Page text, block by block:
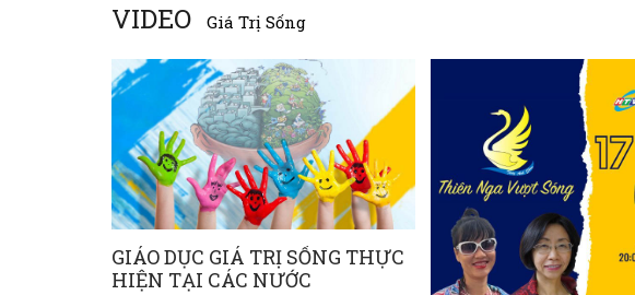
VIDEO Giá Trị Sống
GIÁO DỤC GIÁ TRỊ SỐNG THỰC
HIỆN TẠI CÁC NƯỚC